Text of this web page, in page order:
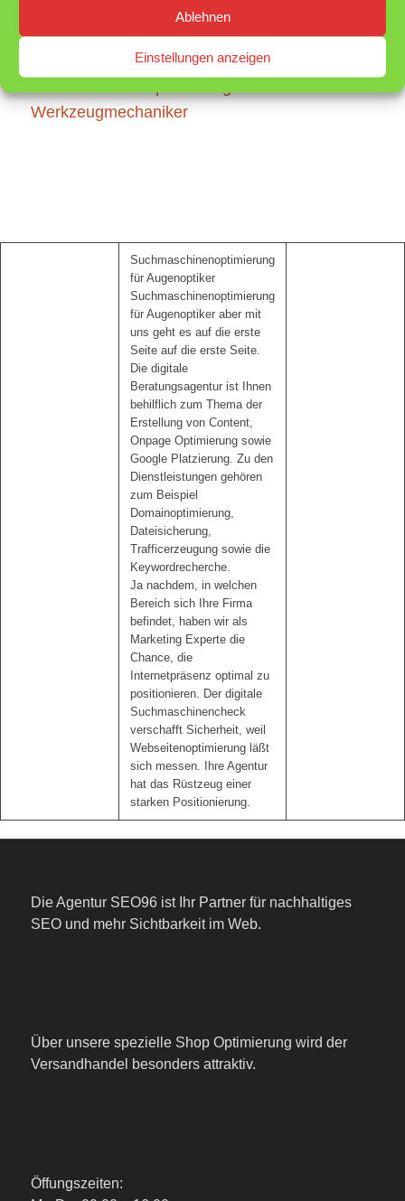
Ablehnen
Einstellungen anzeigen
Suchmaschinenoptimierung für Schreiner
Suchmaschinenoptimierung für Stuckateure,
Suchmaschinenoptimierung für Uhrmacher
Werkzeugmechaniker
Suchmaschinenoptimierung
für Augenoptiker
Suchmaschinenoptimierung
für Augenoptiker aber mit
uns geht es auf die erste
Seite auf die erste Seite.
Die digitale
Beratungsagentur ist Ihnen
behilflich zum Thema der
Erstellung von Content,
Onpage Optimierung sowie
Google Platzierung. Zu den
Dienstleistungen gehören
zum Beispiel
Domainoptimierung,
Dateisicherung,
Trafficerzeugung sowie die
Keywordrecherche.
Ja nachdem, in welchen
Bereich sich Ihre Firma
befindet, haben wir als
Marketing Experte die
Chance, die
Internetpräsenz optimal zu
positionieren. Der digitale
Suchmaschinencheck
verschafft Sicherheit, weil
Webseitenoptimierung läßt
sich messen. Ihre Agentur
hat das Rüstzeug einer
starken Positionierung.
Die Agentur SEO96 ist Ihr Partner für nachhaltiges
SEO und mehr Sichtbarkeit im Web.
Über unsere spezielle Shop Optimierung wird der
Versandhandel besonders attraktiv.
Öffungszeiten: